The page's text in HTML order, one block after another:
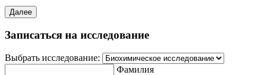
Далее
Записаться на исследование
Выбрать исследование:
Фамилия